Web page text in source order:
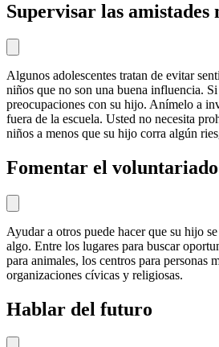
Supervisar las amistades
Algunos adolescentes tratan de evitar
niños que no son una buena influencia. Si
preocupaciones con su hijo. Anímelo a
fuera de la escuela. Usted no necesita
niños a menos que su hijo corra algún
Fomentar el voluntariado
Ayudar a otros puede hacer que su hijo
algo. Entre los lugares para buscar
para animales, los centros para personas
organizaciones cívicas y religiosas.
Hablar del futuro